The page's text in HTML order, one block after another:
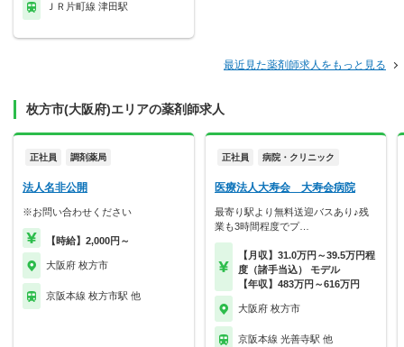
ＪＲ片町線 津田駅
最近見た薬剤師求人をもっと見る
枚方市(大阪府)エリアの薬剤師求人
正社員 調剤薬局
法人名非公開
※お問い合わせください
【時給】2,000円～
大阪府 枚方市
京阪本線 枚方市駅 他
正社員 病院・クリニック
医療法人大寿会 大寿会病院
最寄り駅より無料送迎バスあり♪残
業も3時間程度でプ…
【月収】31.0万円～39.5万円程
度（諸手当込） モデル
【年収】483万円～616万円
大阪府 枚方市
京阪本線 光善寺駅 他